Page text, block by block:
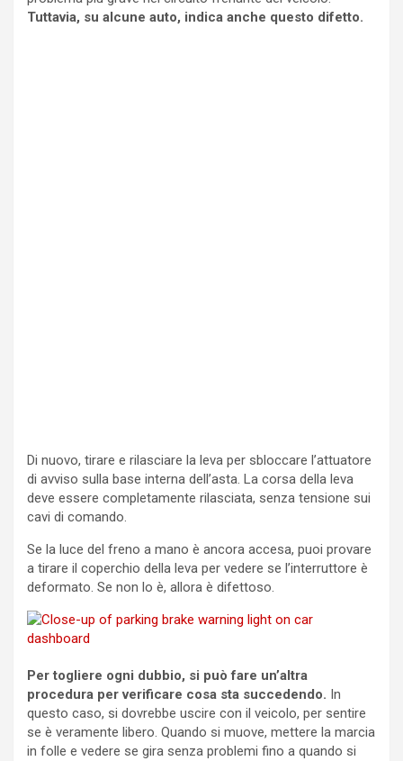
Tuttavia, su alcune auto, indica anche questo difetto.
Di nuovo, tirare e rilasciare la leva per sbloccare l’attuatore
di avviso sulla base interna dell’asta. La corsa della leva
deve essere completamente rilasciata, senza tensione sui
cavi di comando.
Se la luce del freno a mano è ancora accesa, puoi provare
a tirare il coperchio della leva per vedere se l’interruttore è
deformato. Se non lo è, allora è difettoso.
Per togliere ogni dubbio, si può fare un’altra
procedura per verificare cosa sta succedendo. In
questo caso, si dovrebbe uscire con il veicolo, per sentire
se è veramente libero. Quando si muove, mettere la marcia
in folle e vedere se gira senza problemi fino a quando si